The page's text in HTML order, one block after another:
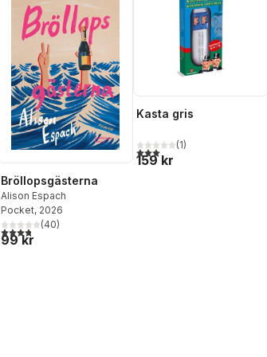
Bröllopsgästerna
Alison Espach
Pocket, 2026
3,8utav 5 stjärnor. Totalt antal röster:
(40)
99 kr
Kasta gris
3,0utav 5 stjärnor. Totalt
(1)
159 kr